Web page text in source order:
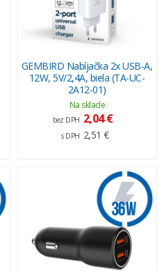
GEMBIRD Nabíjačka 2x USB-A,
12W, 5V/2,4A, biela (TA-UC-
2A12-01)
Na sklade
bez DPH 2,04 €
s DPH 2,51 €